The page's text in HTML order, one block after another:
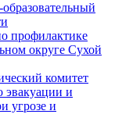
профилактике
округе Сухой
комитет
эвакуации и
угрозе и